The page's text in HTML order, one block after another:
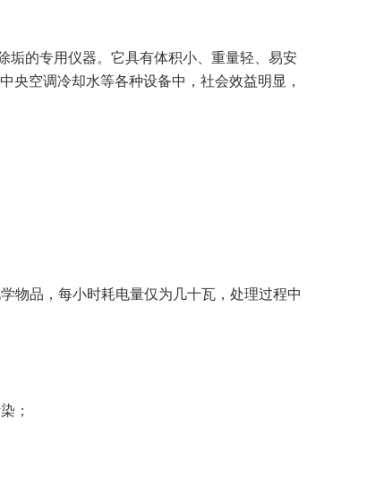
的专用仪器。它具有体积小、重量轻、易安
央空调冷却水等各种设备中，社会效益明显，
品，每小时耗电量仅为几十瓦，处理过程中
；